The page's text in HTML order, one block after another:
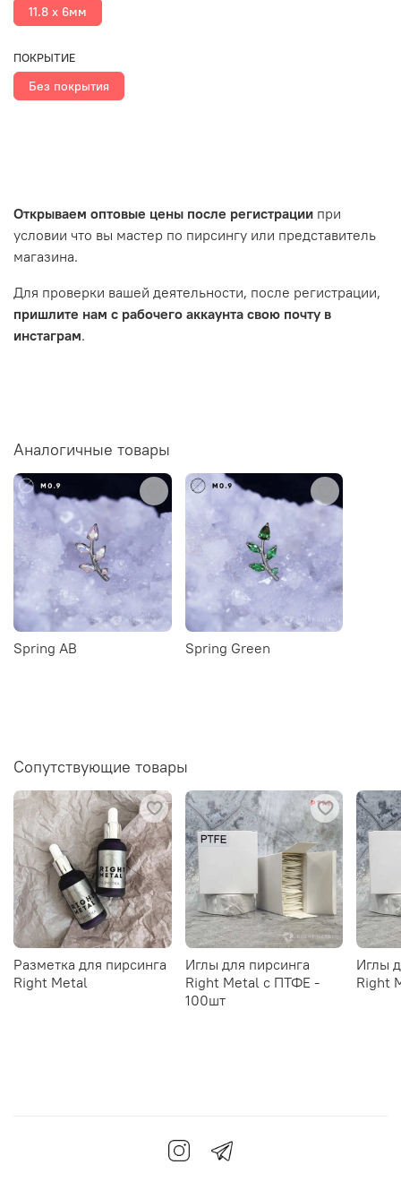
11.8 х 6мм
ПОКРЫТИЕ
Без покрытия
Открываем оптовые цены после регистрации при
условии что вы мастер по пирсингу или представитель
магазина.
Для проверки вашей деятельности, после регистрации,
пришлите нам с рабочего аккаунта свою почту в
инстаграм.
Аналогичные товары
Spring AB Spring Green
Сопутствующие товары
Разметка для пирсинга
Right Metal
Иглы для пирсинга
Right Metal c ПТФЕ -
100шт
Иглы
Right